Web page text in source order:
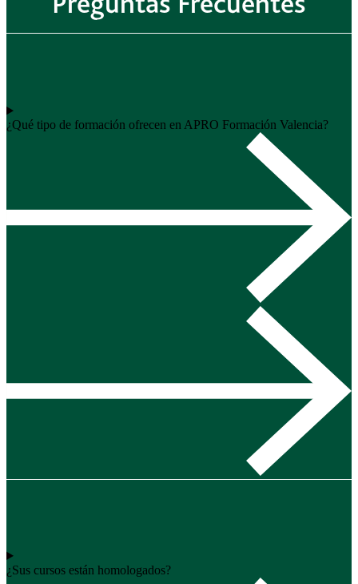
¿Qué tipo de formación ofrecen en APRO Formación Valencia?
¿Sus cursos están homologados?